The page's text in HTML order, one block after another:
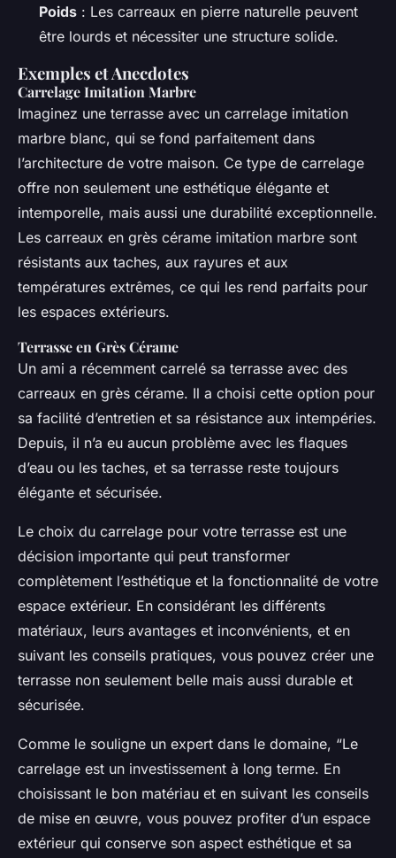
Poids : Les carreaux en pierre naturelle peuvent
être lourds et nécessiter une structure solide.
Exemples et Anecdotes
Carrelage Imitation Marbre
Imaginez une terrasse avec un carrelage imitation
marbre blanc, qui se fond parfaitement dans
l’architecture de votre maison. Ce type de carrelage
offre non seulement une esthétique élégante et
intemporelle, mais aussi une durabilité exceptionnelle.
Les carreaux en grès cérame imitation marbre sont
résistants aux taches, aux rayures et aux
températures extrêmes, ce qui les rend parfaits pour
les espaces extérieurs.
Terrasse en Grès Cérame
Un ami a récemment carrelé sa terrasse avec des
carreaux en grès cérame. Il a choisi cette option pour
sa facilité d’entretien et sa résistance aux intempéries.
Depuis, il n’a eu aucun problème avec les flaques
d’eau ou les taches, et sa terrasse reste toujours
élégante et sécurisée.
Le choix du carrelage pour votre terrasse est une
décision importante qui peut transformer
complètement l’esthétique et la fonctionnalité de votre
espace extérieur. En considérant les différents
matériaux, leurs avantages et inconvénients, et en
suivant les conseils pratiques, vous pouvez créer une
terrasse non seulement belle mais aussi durable et
sécurisée.
Comme le souligne un expert dans le domaine, “Le
carrelage est un investissement à long terme. En
choisissant le bon matériau et en suivant les conseils
de mise en œuvre, vous pouvez profiter d’un espace
extérieur qui conserve son aspect esthétique et sa